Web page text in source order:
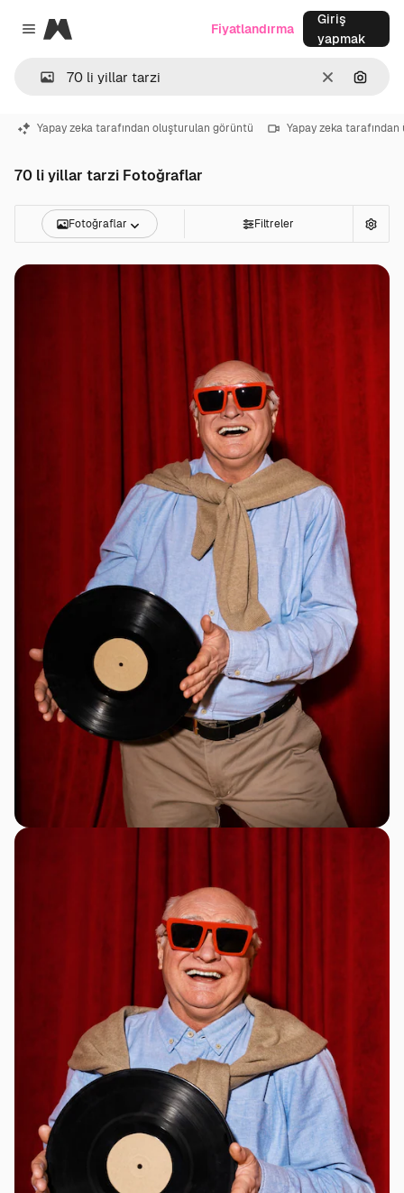
Close menu
Magnific
Temizlemek
Fiyatlandırma
Giriş
yapmak
Yapay zeka tarafından oluşturulan görüntü Yapay zeka
70 li yillar tarzi Fotoğraflar
Fotoğraflar Filtreler